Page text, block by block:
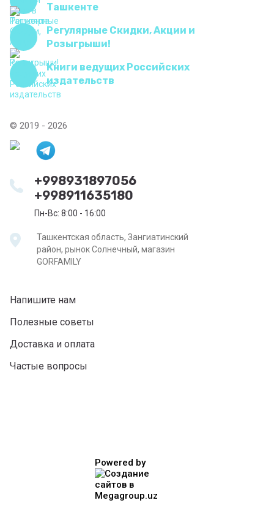
Ташкенте
Регулярные Скидки, Акции и
Розыгрыши!
Книги ведущих Российских
издательств
© 2019 - 2026
+998931897056
+998911635180
Пн-Вс: 8:00 - 16:00
Ташкентская область, Зангиатинский
район, рынок Солнечный, магазин
GORFAMILY
Напишите нам
Полезные советы
Доставка и оплата
Частые вопросы
Powered by